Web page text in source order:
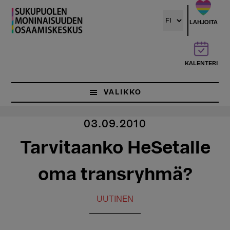
Hyppää
pääsisältöön
LAHJOITA
KALENTERI
VALIKKO
03.09.2010
Tarvitaanko HeSetalle
oma transryhmä?
UUTINEN